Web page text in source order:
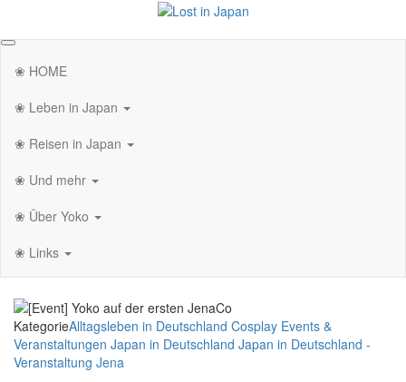
springen
❀ HOME
❀ Leben in Japan
❀ Reisen in Japan
❀ Und mehr
❀ Über Yoko
❀ Links
KategorieAlltagsleben in Deutschland Cosplay Events &
Veranstaltungen Japan in Deutschland Japan in Deutschland -
Veranstaltung Jena